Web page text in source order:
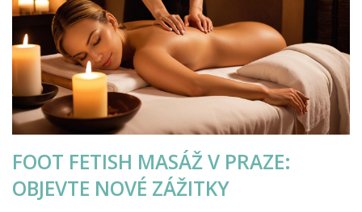
FOOT FETISH MASÁŽ V PRAZE:
OBJEVTE NOVÉ ZÁŽITKY